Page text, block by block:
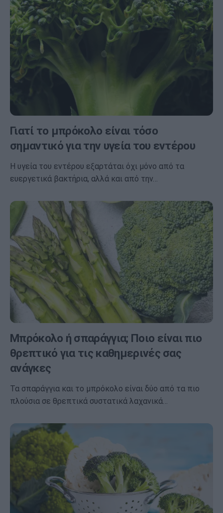
Γιατί το μπρόκολο είναι τόσο
σημαντικό για την υγεία του εντέρου
Η υγεία του εντέρου εξαρτάται όχι μόνο από τα
ευεργετικά βακτήρια, αλλά και από την…
Μπρόκολο ή σπαράγγια; Ποιο είναι πιο
θρεπτικό για τις καθημερινές σας
ανάγκες
Τα σπαράγγια και το μπρόκολο είναι δύο από τα πιο
πλούσια σε θρεπτικά συστατικά λαχανικά…